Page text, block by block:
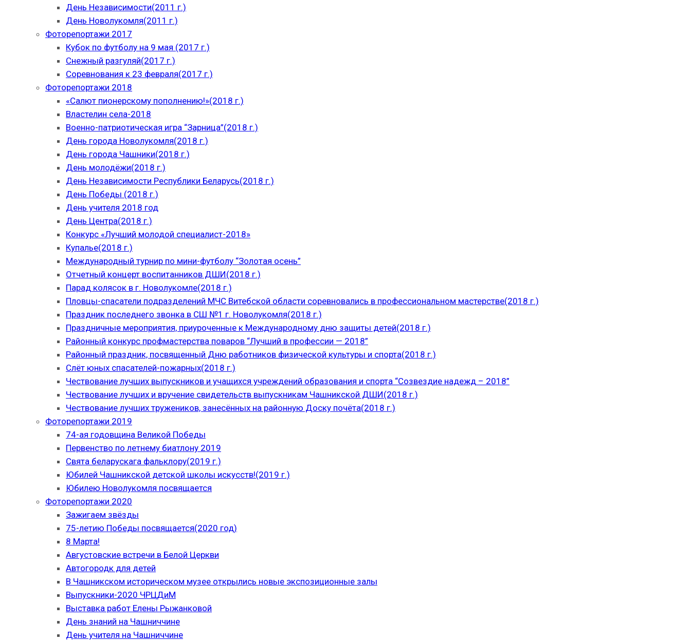
День Независимости(2011 г.)
День Новолукомля(2011 г.)
Фоторепортажи 2017
Кубок по футболу на 9 мая (2017 г.)
Снежный разгуляй(2017 г.)
Соревнования к 23 февраля(2017 г.)
Фоторепортажи 2018
«Салют пионерскому пополнению!»(2018 г.)
Властелин села-2018
Военно-патриотическая игра “Зарница”(2018 г.)
День города Новолукомля(2018 г.)
День города Чашники(2018 г.)
День молодёжи(2018 г.)
День Независимости Республики Беларусь(2018 г.)
День Победы (2018 г.)
День учителя 2018 год
День Центра(2018 г.)
Конкурс «Лучший молодой специалист-2018»
Купалье(2018 г.)
Международный турнир по мини-футболу “Золотая осень”
Отчетный концерт воспитанников ДШИ(2018 г.)
Парад колясок в г. Новолукомле(2018 г.)
Пловцы-спасатели подразделений МЧС Витебской области соревновались в профессиональном мастерстве(2018 г.)
Праздник последнего звонка в СШ №1 г. Новолукомля(2018 г.)
Праздничные мероприятия, приуроченные к Международному дню защиты детей(2018 г.)
Районный конкурс профмастерства поваров “Лучший в профессии — 2018”
Районный праздник, посвященный Дню работников физической культуры и спорта(2018 г.)
Слёт юных спасателей-пожарных(2018 г.)
Чествование лучших выпускников и учащихся учреждений образования и спорта “Созвездие надежд – 2018”
Чествование лучших и вручение свидетельств выпускникам Чашникской ДШИ(2018 г.)
Чествование лучших тружеников, занесённых на районную Доску почёта(2018 г.)
Фоторепортажи 2019
74-ая годовщина Великой Победы
Первенство по летнему биатлону 2019
Свята беларускага фальклору(2019 г.)
Юбилей Чашникской детской школы искусств!(2019 г.)
Юбилею Новолукомля посвящается
Фоторепортажи 2020
Зажигаем звёзды
75-летию Победы посвящается(2020 год)
8 Марта!
Августовские встречи в Белой Церкви
Автогородк для детей
В Чашникском историческом музее открылись новые экспозиционные залы
Выпускники-2020 ЧРЦДиМ
Выставка работ Елены Рыжанковой
День знаний на Чашниччине
День учителя на Чашниччине